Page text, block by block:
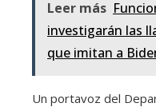
Leer más
investigarán las
que imitan a
Un portavoz del